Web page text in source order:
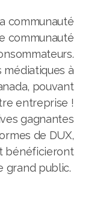
communauté
communauté
médiatiques à
pouvant
entreprise !
gagnantes
de DUX,
bénéficieront
grand public.